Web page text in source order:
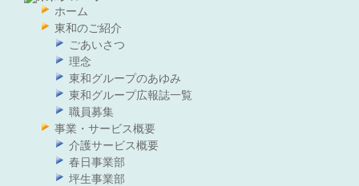
ホーム
東和のご紹介
ごあいさつ
理念
東和グループのあゆみ
東和グループ広報誌一覧
職員募集
事業・サービス概要
介護サービス概要
春日事業部
坪生事業部